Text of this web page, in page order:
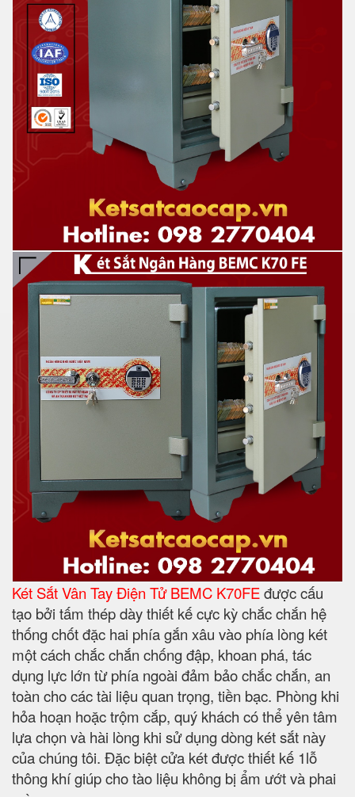
Két Sắt Vân Tay Điện Tử BEMC K70FEđược cấu
tạo bởi tấm thép dày thiết kế cực kỳ chắc chắn hệ
thống chốt đặc hai phía gắn xâu vào phía lòng két
một cách chắc chắn chống đập, khoan phá, tác
dụng lực lớn từ phía ngoài đảm bảo chắc chắn, an
toàn cho các tài liệu quan trọng, tiền bạc. Phòng khi
hỏa hoạn hoặc trộm cắp, quý khách có thể yên tâm
lựa chọn và hài lòng khi sử dụng dòng két sắt này
của chúng tôi. Đặc biệt cửa két được thiết kế 1lỗ
thông khí giúp cho tào liệu không bị ẩm ướt và phai